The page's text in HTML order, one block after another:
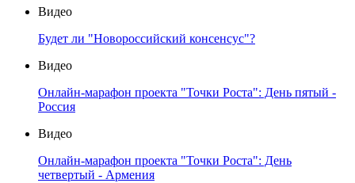
Видео
Будет ли "Новороссийский консенсус"?
Видео
Онлайн-марафон проекта "Точки Роста": День пятый -
Россия
Видео
Онлайн-марафон проекта "Точки Роста": День
четвертый - Армения